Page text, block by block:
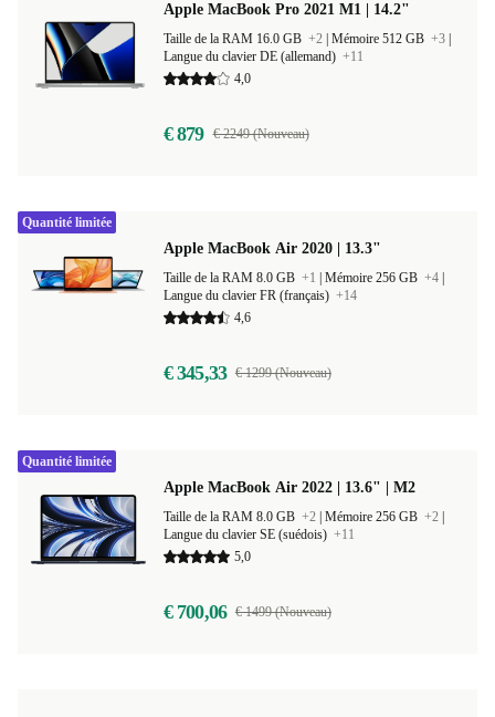
Apple MacBook Pro 2021 M1 | 14.2"
Taille de la RAM 16.0 GB +2 Mémoire 512 GB +3
Langue du clavier DE (allemand) +11
4,0
€ 879 € 2249 (Nouveau)
Apple MacBook Air 2020 | 13.3"
Taille de la RAM 8.0 GB +1 Mémoire 256 GB +4
Langue du clavier FR (français) +14
4,6
€ 345,33 € 1299 (Nouveau)
Quantité limitée
Apple MacBook Air 2022 | 13.6" | M2
Taille de la RAM 8.0 GB +2 Mémoire 256 GB +2
Langue du clavier SE (suédois) +11
5,0
€ 700,06 € 1499 (Nouveau)
Quantité limitée